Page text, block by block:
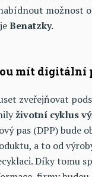
možnost
Benatzky.
mít digitální
zveřejňovat
životní cyklus
pas (DPP) bude
a to od
Díky tomu